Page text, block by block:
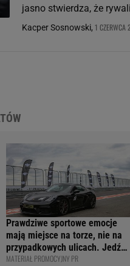
jasno stwierdza, że
Kacper Sosnowski, 1
Prawdziwe sportowe emocje
mają miejsce na torze, nie na
przypadkowych ulicach. Jedź
bezpiecznie - apelują
MATERIAŁ PROMOCYJNY PR